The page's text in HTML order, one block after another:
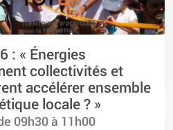
: « Énergies
collectivités et
accélérer ensemble
locale ? »
09h30 à 11h00